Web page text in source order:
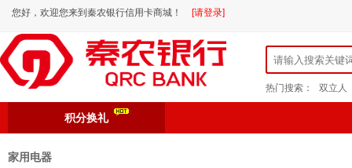
您好，欢迎您来到秦农银行信用卡商城！ [请登录]
热门搜索： 双立人
积分换礼
家用电器